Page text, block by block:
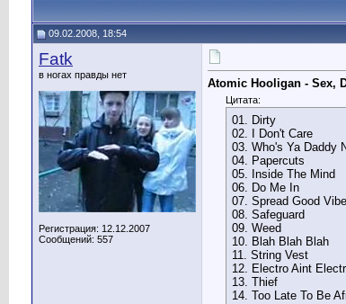
09.02.2008, 18:54
Fatk
в ногах правды нет
Регистрация: 12.12.2007
Сообщений: 557
Atomic Hooligan - Sex,
Цитата:
01. Dirty
02. I Don't Care
03. Who's Ya Daddy
04. Papercuts
05. Inside The Mind
06. Do Me In
07. Spread Good
08. Safeguard
09. Weed
10. Blah Blah Blah
11. String Vest
12. Electro Aint
13. Thief
14. Too Late To Be